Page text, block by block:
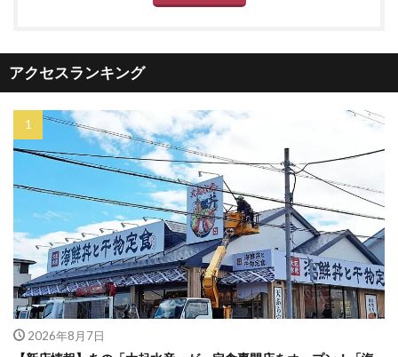
アクセスランキング
2026年8月7日